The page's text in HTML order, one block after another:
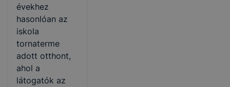
évekhez
hasonlóan az
iskola
tornaterme
adott otthont,
ahol a
látogatók az